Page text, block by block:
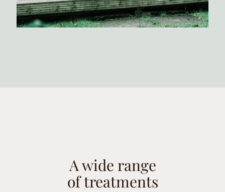
A wide range
of treatments